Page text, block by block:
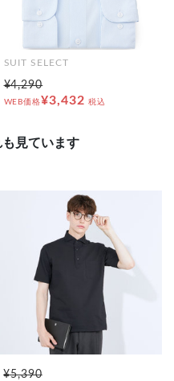
SUIT SELECT
¥4,290
WEB価格¥3,432 税込
見ています
¥5,390